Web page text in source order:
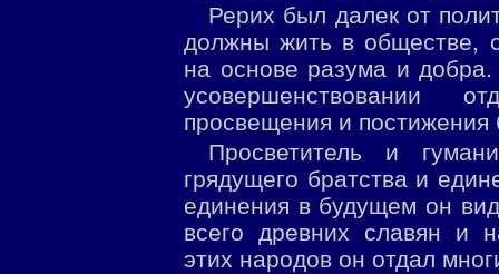
Рерих был далек от
должны жить в обществе,
на основе разума и
усовершенствовании
просвещения и постижения
Просветитель и
грядущего братства и
единения в будущем он
всего древних славян и
этих народов он отдал